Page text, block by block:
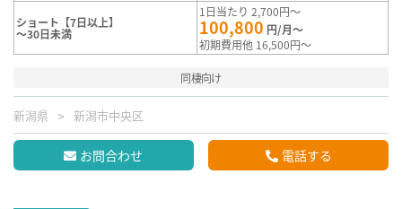
ショート【7日以上】
～30日未満
1日当たり 2,700円～
100,800 円/月～
初期費用他 16,500円～
同棲向け
新潟県 新潟市中央区
お問合わせ 電話する